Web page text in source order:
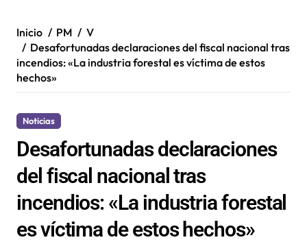
Inicio PM
V
Desafortunadas declaraciones del fiscal nacional tras
incendios: «La industria forestal es víctima de estos
hechos»
Noticias
Desafortunadas declaraciones
del fiscal nacional tras
incendios: «La industria forestal
es víctima de estos hechos»